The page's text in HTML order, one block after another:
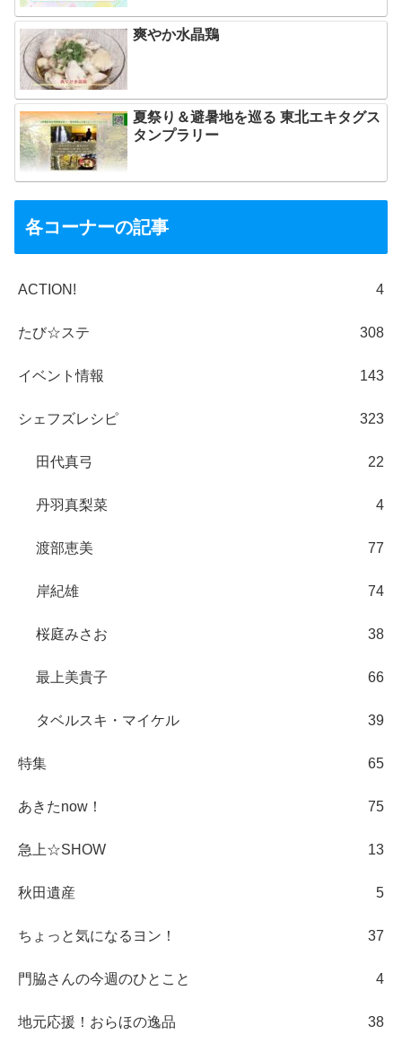
爽やか水晶鶏
夏祭り＆避暑地を巡る 東北エキタグス
タンプラリー
各コーナーの記事
ACTION! 4
たび☆ステ 308
イベント情報 143
シェフズレシピ 323
田代真弓 22
丹羽真梨菜 4
渡部恵美 77
岸紀雄 74
桜庭みさお 38
最上美貴子 66
タベルスキ・マイケル 39
特集 65
あきたnow！ 75
急上☆SHOW 13
秋田遺産 5
ちょっと気になるヨン！ 37
門脇さんの今週のひとこと 4
地元応援！おらほの逸品 38